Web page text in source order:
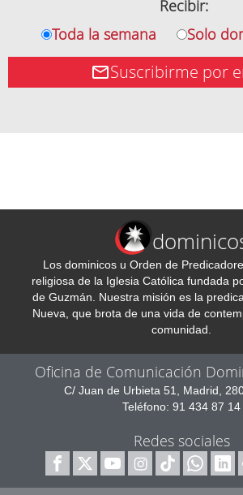
Recibir:
Toda la semana
Solo
Suscribirme por
Los dominicos u Orden de
religiosa de la Iglesia Católica fundada
de Guzmán. Nuestra misión es la
Nueva, que brota de una vida de
comunidad.
Oficina de Comunicación
C/ Juan de Urbieta 51, Madrid,
Teléfono: 91 434 87 14
Redes sociales